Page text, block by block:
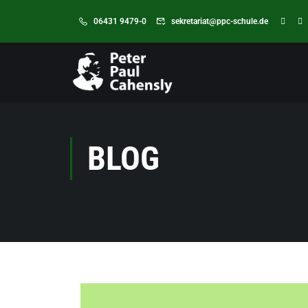
06431 9479-0 sekretariat@ppc-schule.de
BLOG